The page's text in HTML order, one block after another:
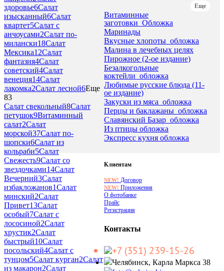
здоровье6Салат
изысканный6Салат
квартет5Салат с
анчоусами2Салат по-
милански18Салат
Мексика12Салат
фантазия4Салат
советский4Салат
венеция14Салат
лакомка2Салат лесной6Еще
83
Салат свекольный8Салат
петушок9Витаминный
салат2Салат
морской37Салат по-
шопски6Салат из
кольраби5Салат
Свежесть9Салат со
звездочками14Салат
Вечерний3Салат
избакложанов1Салат
минский2Салат
Привет13Салат
особый7Салат с
лососиной2Салат
хрустик2Салат
быстрый10Салат
посольский4Салат с
тунцом5Салат курган2Салат
из макарон2Салат
Еще
Витаминные
заготовки_Обложка
Маринады
Вкусные хлопоты_обложка
Малина в лечебных целях
Пирожное (2-ое издание)
Безалкогольные
коктейли_обложка
Любимые русские блюда (11-
ое издание)
Закуски из мяса_обложка
Перцы и баклажаны_обложка
Славянский Базар_обложка
Из птицы обложка
Экспресс кухня обложка
Клиентам
NEW! Договор
NEW! Приложения
О фотобанке
Прайс
Регистрация
Контакты
+7 (351) 239-15-26
Челябинск, Карла Маркса 38